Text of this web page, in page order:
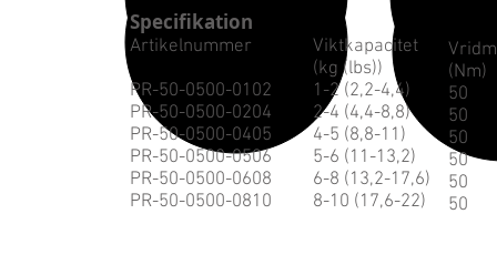
Specifikation
Artikelnummer
PR-50-0500-0102
PR-50-0500-0204
PR-50-0500-0405
PR-50-0500-0506
PR-50-0500-0608
PR-50-0500-0810
Viktkapacitet
(kg (lbs))
1-2 (2,2-4,4)
2-4 (4,4-8,8)
4-5 (8,8-11)
5-6 (11-13,2)
6-8 (13,2-17,6)
8-10 (17,6-22)
(Nm)
50
50
50
50
50
50